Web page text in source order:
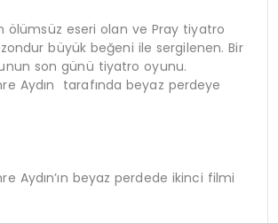
ölümsüz eseri olan ve Pray tiyatro
büyük beğeni ile sergilenen. Bir
son günü tiyatro oyunu.
Aydın tarafında beyaz perdeye
Aydın’ın beyaz perdede ikinci filmi